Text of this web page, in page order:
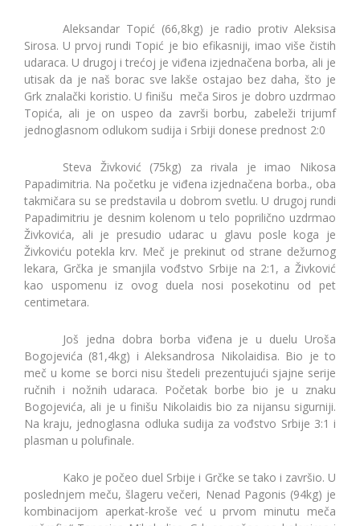
Aleksandar Topić (66,8kg) je radio protiv Aleksisa
Sirosa. U prvoj rundi Topić je bio efikasniji, imao više čistih
udaraca. U drugoj i trećoj je viđena izjednačena borba, ali je
utisak da je naš borac sve lakše ostajao bez daha, što je
Grk znalački koristio. U finišu meča Siros je dobro uzdrmao
Topića, ali je on uspeo da završi borbu, zabeleži trijumf
jednoglasnom odlukom sudija i Srbiji donese prednost 2:0
Steva Živković (75kg) za rivala je imao Nikosa
Papadimitria. Na početku je viđena izjednačena borba., oba
takmičara su se predstavila u dobrom svetlu. U drugoj rundi
Papadimitriu je desnim kolenom u telo poprilično uzdrmao
Živkovića, ali je presudio udarac u glavu posle koga je
Živkoviću potekla krv. Meč je prekinut od strane dežurnog
lekara, Grčka je smanjila vođstvo Srbije na 2:1, a Živković
kao uspomenu iz ovog duela nosi posekotinu od pet
centimetara.
Još jedna dobra borba viđena je u duelu Uroša
Bogojevića (81,4kg) i Aleksandrosa Nikolaidisa. Bio je to
meč u kome se borci nisu štedeli prezentujući sjajne serije
ručnih i nožnih udaraca. Početak borbe bio je u znaku
Bogojevića, ali je u finišu Nikolaidis bio za nijansu sigurniji.
Na kraju, jednoglasna odluka sudija za vođstvo Srbije 3:1 i
plasman u polufinale.
Kako je počeo duel Srbije i Grčke se tako i završio. U
poslednjem meču, šlageru večeri, Nenad Pagonis (94kg) je
kombinacijom aperkat-kroše već u prvom minutu meča